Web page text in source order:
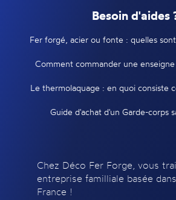
Besoin d'aides
Fer forgé, acier ou fonte : quelles
Comment commander une
Le thermolaquage : en quoi consiste
Guide d'achat d'un Garde-corps
Chez Déco Fer Forge, vous
entreprise familliale basée
France !